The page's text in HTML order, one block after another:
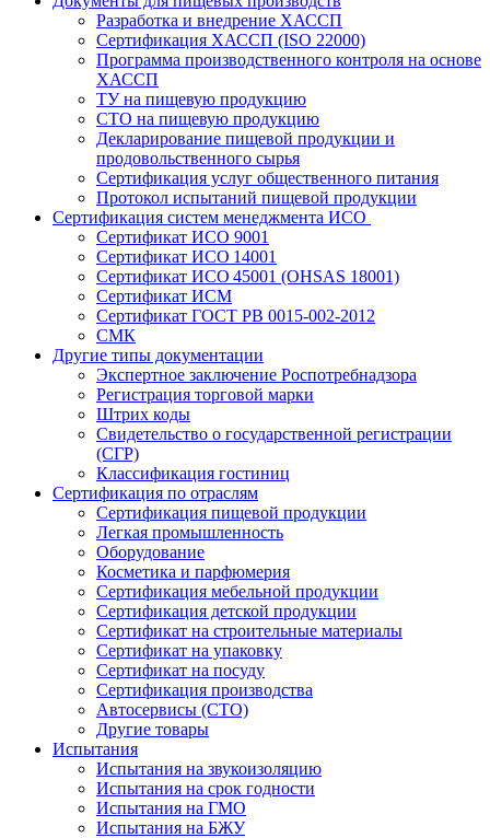
Разработка и внедрение ХАССП
Сертификация ХАССП (ISO 22000)
Программа производственного контроля на основе
ХАССП
ТУ на пищевую продукцию
СТО на пищевую продукцию
Декларирование пищевой продукции и
продовольственного сырья
Сертификация услуг общественного питания
Протокол испытаний пищевой продукции
Сертификация систем менеджмента ИСО
Сертификат ИСО 9001
Сертификат ИСО 14001
Сертификат ИСО 45001 (OHSAS 18001)
Сертификат ИСМ
Сертификат ГОСТ РВ 0015-002-2012
СМК
Другие типы документации
Экспертное заключение Роспотребнадзора
Регистрация торговой марки
Штрих коды
Свидетельство о государственной регистрации
(СГР)
Классификация гостиниц
Сертификация по отраслям
Сертификация пищевой продукции
Легкая промышленность
Оборудование
Косметика и парфюмерия
Сертификация мебельной продукции
Сертификация детской продукции
Сертификат на строительные материалы
Сертификат на упаковку
Сертификат на посуду
Сертификация производства
Автосервисы (СТО)
Другие товары
Испытания
Испытания на звукоизоляцию
Испытания на срок годности
Испытания на ГМО
Испытания на БЖУ